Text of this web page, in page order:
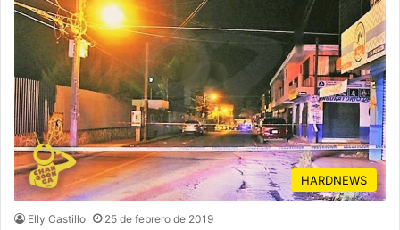
HARDNEWS
Elly Castillo 25 de febrero de 2019